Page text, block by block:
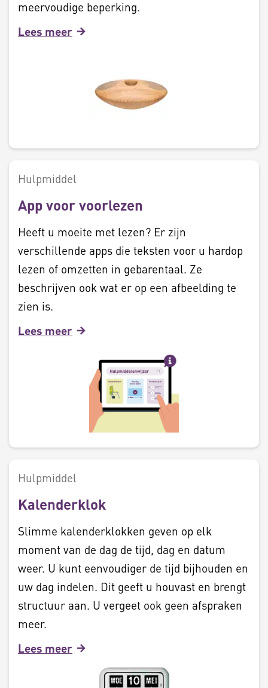
meervoudige beperking.
Lees meer
Hulpmiddel
App voor voorlezen
Heeft u moeite met lezen? Er zijn
verschillende apps die teksten voor u hardop
lezen of omzetten in gebarentaal. Ze
beschrijven ook wat er op een afbeelding te
zien is.
Lees meer
Hulpmiddel
Kalenderklok
Slimme kalenderklokken geven op elk
moment van de dag de tijd, dag en datum
weer. U kunt eenvoudiger de tijd bijhouden en
uw dag indelen. Dit geeft u houvast en brengt
structuur aan. U vergeet ook geen afspraken
meer.
Lees meer